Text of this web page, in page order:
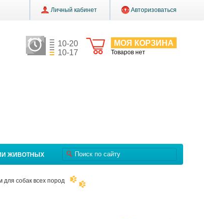
Личный кабинет Авторизоваться
МОЯ КОРЗИНА
Товаров нет
10-20
10-17
ЖИВОТНЫХ
для собак всех пород